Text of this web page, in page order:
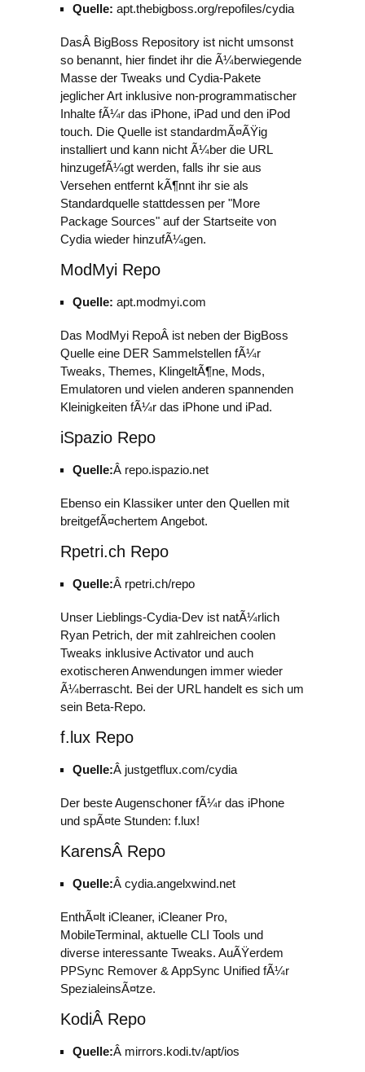
Quelle: apt.thebigboss.org/repofiles/cydia
DasÂ BigBoss Repository ist nicht umsonst
so benannt, hier findet ihr die Ã¼berwiegende
Masse der Tweaks und Cydia-Pakete
jeglicher Art inklusive non-programmatischer
Inhalte fÃ¼r das iPhone, iPad und den iPod
touch. Die Quelle ist standardmÃ¤ÃŸig
installiert und kann nicht Ã¼ber die URL
hinzugefÃ¼gt werden, falls ihr sie aus
Versehen entfernt kÃ¶nnt ihr sie als
Standardquelle stattdessen per "More
Package Sources" auf der Startseite von
Cydia wieder hinzufÃ¼gen.
ModMyi Repo
Quelle: apt.modmyi.com
Das ModMyi RepoÂ ist neben der BigBoss
Quelle eine DER Sammelstellen fÃ¼r
Tweaks, Themes, KlingeltÃ¶ne, Mods,
Emulatoren und vielen anderen spannenden
Kleinigkeiten fÃ¼r das iPhone und iPad.
iSpazio Repo
Quelle:Â repo.ispazio.net
Ebenso ein Klassiker unter den Quellen mit
breitgefÃ¤chertem Angebot.
Rpetri.ch Repo
Quelle:Â rpetri.ch/repo
Unser Lieblings-Cydia-Dev ist natÃ¼rlich
Ryan Petrich, der mit zahlreichen coolen
Tweaks inklusive Activator und auch
exotischeren Anwendungen immer wieder
Ã¼berrascht. Bei der URL handelt es sich um
sein Beta-Repo.
f.lux Repo
Quelle:Â justgetflux.com/cydia
Der beste Augenschoner fÃ¼r das iPhone
und spÃ¤te Stunden: f.lux!
KarensÂ Repo
Quelle:Â cydia.angelxwind.net
EnthÃ¤lt iCleaner, iCleaner Pro,
MobileTerminal, aktuelle CLI Tools und
diverse interessante Tweaks. AuÃŸerdem
PPSync Remover & AppSync Unified fÃ¼r
SpezialeinsÃ¤tze.
KodiÂ Repo
Quelle:Â mirrors.kodi.tv/apt/ios